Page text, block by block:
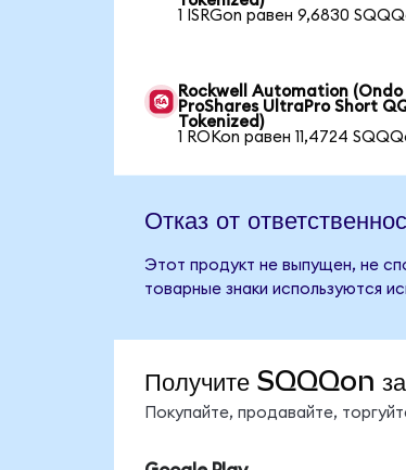
1 ISRGon равен 9,6830
Rockwell Automation (Ondo
ProShares UltraPro Short
Tokenized)
1 ROKon равен 11,4724
Отказ от
Этот продукт не выпущен, не
товарные знаки используются
Получите SQQQon
Покупайте, продавайте,